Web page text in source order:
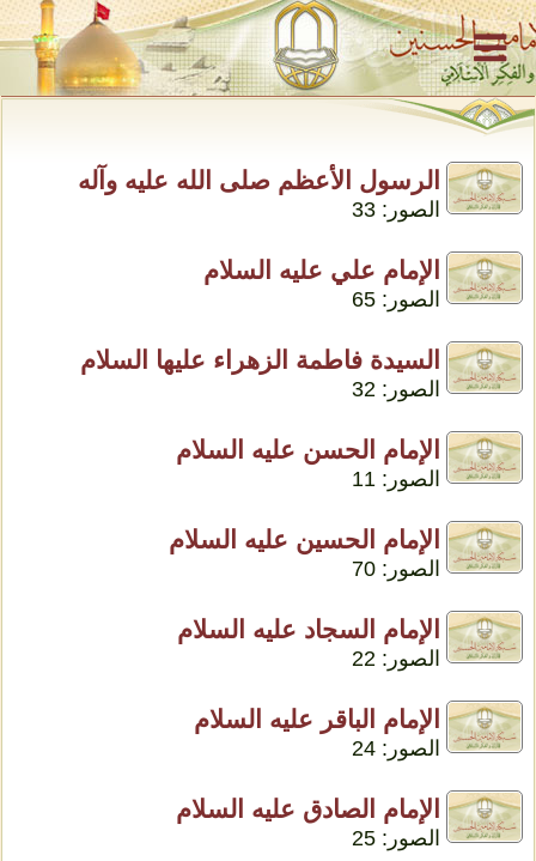
الرسول الأعظم صلى الله عليه وآله
الصور: 33
الإمام علي عليه السلام
الصور: 65
السيدة فاطمة الزهراء عليها السلام
الصور: 32
الإمام الحسن عليه السلام
الصور: 11
الإمام الحسين عليه السلام
الصور: 70
الإمام السجاد عليه السلام
الصور: 22
الإمام الباقر عليه السلام
الصور: 24
الإمام الصادق عليه السلام
الصور: 25